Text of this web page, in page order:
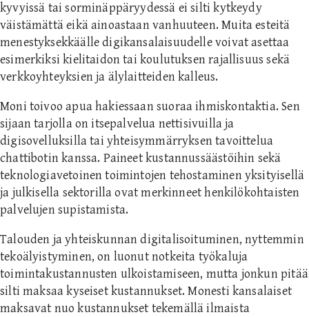
kyvyissä tai sorminäppäryydessä ei silti kytkeydy
väistämättä eikä ainoastaan vanhuuteen. Muita esteitä
menestyksekkäälle digikansalaisuudelle voivat asettaa
esimerkiksi kielitaidon tai koulutuksen rajallisuus sekä
verkkoyhteyksien ja älylaitteiden kalleus.
Moni toivoo apua hakiessaan suoraa ihmiskontaktia. Sen
sijaan tarjolla on itsepalvelua nettisivuilla ja
digisovelluksilla tai yhteisymmärryksen tavoittelua
chattibotin kanssa. Paineet kustannussäästöihin sekä
teknologiavetoinen toimintojen tehostaminen yksityisellä
ja julkisella sektorilla ovat merkinneet henkilökohtaisten
palvelujen supistamista.
Talouden ja yhteiskunnan digitalisoituminen, nyttemmin
tekoälyistyminen, on luonut notkeita työkaluja
toimintakustannusten ulkoistamiseen, mutta jonkun pitää
silti maksaa kyseiset kustannukset. Monesti kansalaiset
maksavat nuo kustannukset tekemällä ilmaista